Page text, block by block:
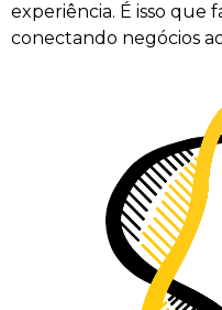
experiência. É isso que
conectando negócios